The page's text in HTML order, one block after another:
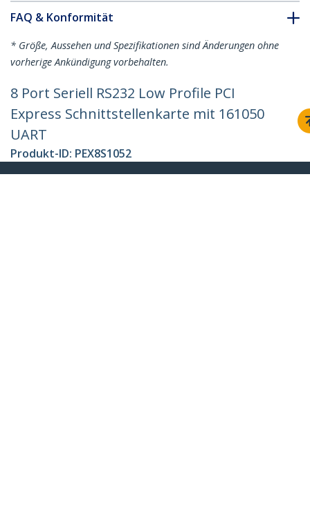
FAQ & Konformität
* Größe, Aussehen und Spezifikationen sind Änderungen ohne
vorherige Ankündigung vorbehalten.
8 Port Seriell RS232 Low Profile PCI
Express Schnittstellenkarte mit 161050
UART
Produkt-ID: PEX8S1052